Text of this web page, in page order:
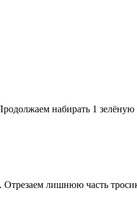
набирать 1
лишнюю часть